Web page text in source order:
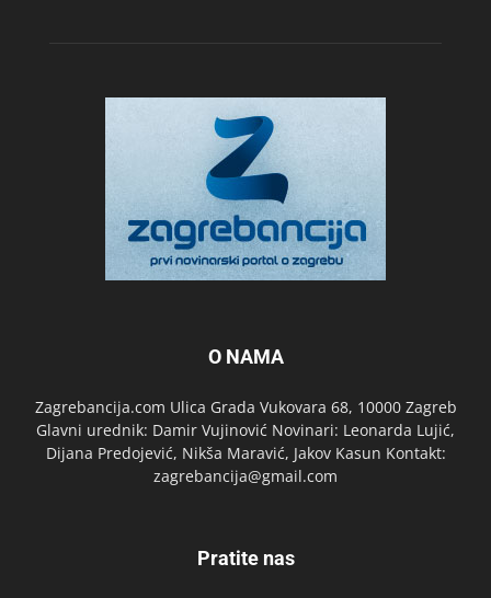
O NAMA
Zagrebancija.com Ulica Grada Vukovara 68, 10000 Zagreb
Glavni urednik: Damir Vujinović Novinari: Leonarda Lujić,
Dijana Predojević, Nikša Maravić, Jakov Kasun Kontakt:
zagrebancija@gmail.com
Pratite nas